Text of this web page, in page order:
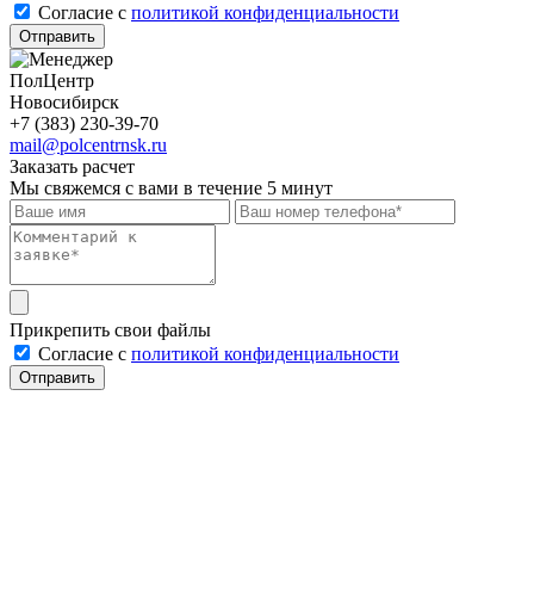
Cогласие с политикой конфиденциальности
Отправить
ПолЦентр
Новосибирск
+7 (383) 230-39-70
mail@polcentrnsk.ru
Заказать расчет
Мы свяжемся с вами в течение 5 минут
Прикрепить свои файлы
Cогласие с политикой конфиденциальности
Отправить